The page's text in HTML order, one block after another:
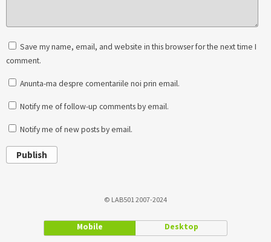
Save my name, email, and website in this browser for the next time I
comment.
Anunta-ma despre comentariile noi prin email.
Notify me of follow-up comments by email.
Notify me of new posts by email.
Publish
© LAB501 2007-2024
Mobile Desktop